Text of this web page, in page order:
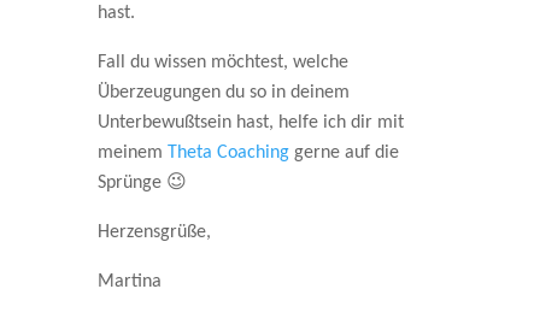
hast.
Fall du wissen möchtest, welche
Überzeugungen du so in deinem
Unterbewußtsein hast, helfe ich dir mit
meinem
Theta Coachinggerne auf die
Sprünge 😉
Herzensgrüße,
Martina